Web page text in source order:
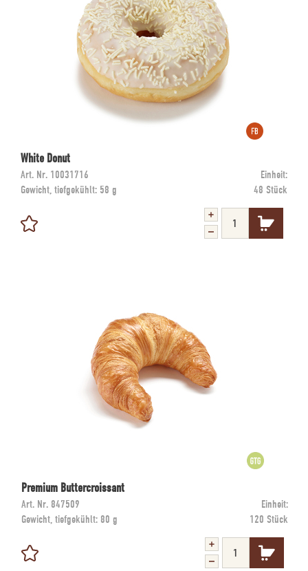
White Donut
Art. Nr. 10031716
Einheit:
Gewicht, tiefgekühlt: 58 g 48 Stück
Premium Buttercroissant
Art. Nr. 847509
Einheit:
Gewicht, tiefgekühlt: 80 g 120 Stück